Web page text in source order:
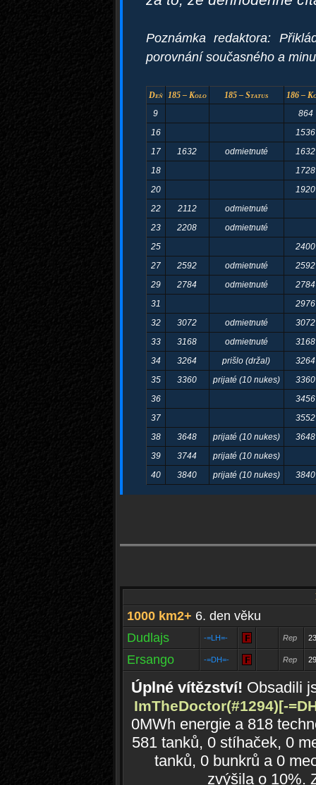
Poznámka redaktora:
porovnání současného a
Deň 185 – Kolo 185 – Status
186 –
9
864
16
1536
17
1632 odmietnuté
1632
18
1728
20
1920
22
2112
odmietnuté
23
2208
odmietnuté
25
2400
27
2592 odmietnuté
2592
29
2784 odmietnuté
2784
31
2976
32
3072 odmietnuté
3072
33
3168 odmietnuté
3168
34
3264 prišlo (držal)
3264
35
3360 prijaté (10 nukes)
3360
36
3456
37
3552
38
3648 prijaté (10 nukes)
3648
39
3744
prijaté (10 nukes)
40
3840 prijaté (10 nukes) 3840
1000 km2+ 6. den věku
Dudlajs
-=LH=- Rep
Ersango -=DH=- Rep
Úplné vítězství! Obsadili
ImTheDoctor(#1294)[-
0MWh energie a 818
581 tanků, 0 stíhaček, 0
tanků, 0 bunkrů a 0
zvýšila o 10%.